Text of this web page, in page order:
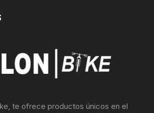
te ofrece productos únicos en el